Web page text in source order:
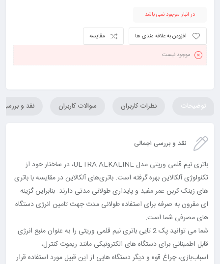
در انبار موجود نمی باشد
مقایسه افزودن به علاقه مندی ها
موجود نیست
توضیحات نظرات کاربران سوالات کاربران نقد و بررسی
نقد و بررسی اجمالی
باتری نیم قلمی وریتی مدل ULTRA ALKALINE، در ساختار خود از
تکنولوژی آلکالاین بهره گرفته است. باتری‌های آلکالاین در مقایسه با باتری
های زینک کربن عمر مفید و پایداری طولانی مدتی دارند. بنابراین گزینه
ای مقرون به صرفه برای استفاده طولانی مدت جهت تامین انرژی دستگاه
های مصرفی شما است.
شما می توانید پک 2 تایی باتری نیم قلمی وریتی را به عنوان منبع انرژی
قابل‌‌ اطمینانی برای دستگاه‌ های الکترونیکی مانند ریموت کنترل،
اسباب‌بازی، چراغ قوه و دیگر دستگاه‌ هایی از این قبیل مورد استفاده قرار